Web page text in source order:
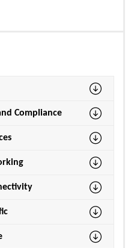
Compliance